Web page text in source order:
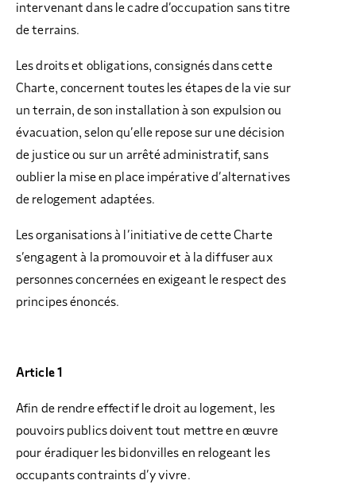
intervenant dans le cadre d’occupation sans titre
de terrains.
Les droits et obligations, consignés dans cette
Charte, concernent toutes les étapes de la vie sur
un terrain, de son installation à son expulsion ou
évacuation, selon qu’elle repose sur une décision
de justice ou sur un arrêté administratif, sans
oublier la mise en place impérative d’alternatives
de relogement adaptées.
Les organisations à l’initiative de cette Charte
s’engagent à la promouvoir et à la diffuser aux
personnes concernées en exigeant le respect des
principes énoncés.
Article 1
Afin de rendre effectif le droit au logement, les
pouvoirs publics doivent tout mettre en œuvre
pour éradiquer les bidonvilles en relogeant les
occupants contraints d’y vivre.